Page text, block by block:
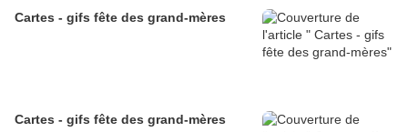
Cartes - gifs fête des grand-mères
Cartes - gifs fête des grand-mères